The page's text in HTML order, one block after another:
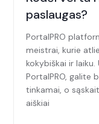
paslaugas?
PortalPRO
meistrai, kurie
kokybiškai ir
PortalPRO, galite
tinkamai, o
aiškiai